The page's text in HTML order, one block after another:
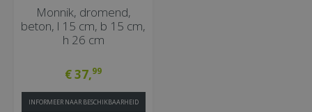
Monnik, dromend,
beton, l 15 cm, b 15 cm,
h 26 cm
€37,99
INFORMEER NAAR BESCHIKBAARHEID